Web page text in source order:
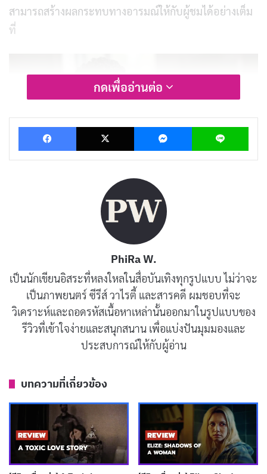
สามารถสร้างผลกระทบทางอารมณ์ให้กับผู้ชมได้อย่างเต็ม
ที่
รีวิวและเรื่องย่อ เชฟ บ้าน วิญญาณหลอน
(House of Spoils)
เล่าเรื่องราวของเชฟหญิงที่เคยทำงานกับ
เชฟชื่อดังชื่อว่าMarcelloแต่ตัดสินใจลาออกเพื่อเปิดร้าน
อาหารของตัวเองกับหุ้นส่วนทางธุรกิจชื่อAndresพวกเขา
ร่วมกันเปิดร้านอาหารในบ้านชนบทที่ตั้งอยู่กลางที่เปลี่ยว
ห่างไกลจากตัวเมือง เชฟหญิงเริ่มประสบกับเหตุการณ์
เหนือธรรมชาติ เห็นภาพหลอนของอาหารเน่าเสีย ผักที่เน่า
หลังจากการเสิร์ฟอาหารที่ใช้วัตถุดิบสำเร็จรูปที่ทำให้ลูกค้า
เมื่อร้านของเธอประสบปัญหา เชฟได้รับคำขู่ว่าเธอมีเวลา
เพียงสองสัปดาห์ในการสร้างเมนูที่ยอดเยี่ยม มิฉะนั้นเธอจะ
กดเพื่ออ่านต่อ
Facebook X Messenger Line
PhiRa W.
เป็นนักเขียนอิสระที่หลงใหลในสื่อบันเทิงทุกรูปแบบ ไม่ว่าจะ
เป็นภาพยนตร์ ซีรีส์ วาไรตี้ และสารคดี ผมชอบที่จะ
วิเคราะห์และถอดรหัสเนื้อหาเหล่านั้นออกมาในรูปแบบของ
รีวิวที่เข้าใจง่ายและสนุกสนาน เพื่อแบ่งปันมุมมองและ
ประสบการณ์ให้กับผู้อ่าน
บทความที่เกี่ยวข้อง